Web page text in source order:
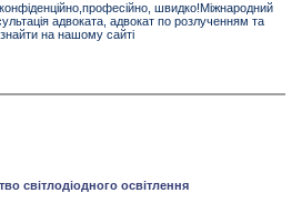
швидко!Міжнародний
адвоката, адвокат по розлученням та
на нашому сайті
світлодіодного освітлення